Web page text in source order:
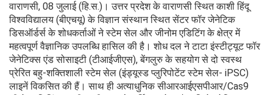
वाराणसी, 08 जुलाई (हि.स.)। उत्तर प्रदेश के वाराणसी स्थित काशी हिंदू
विश्वविद्यालय (बीएचयू) के विज्ञान संस्थान स्थित सेंटर फॉर जेनेटिक
डिसऑर्डर्स के शोधकर्ताओं ने स्टेम सेल और जीनोम एडिटिंग के क्षेत्र में
महत्वपूर्ण वैज्ञानिक उपलब्धि हासिल की है। शोध दल ने टाटा इंस्टीट्यूट फॉर
जेनेटिक्स एंड सोसाइटी (टीआईजीएस), बेंगलुरु के सहयोग से दो स्वस्थ
प्रेरित बहु-शक्तिशाली स्टेम सेल (इंड्यूस्ड प्लुरिपोटेंट स्टेम सेल- iPSC)
लाइनें विकसित की हैं। साथ ही अत्याधुनिक सीआरआईएसपीआर/Cas9